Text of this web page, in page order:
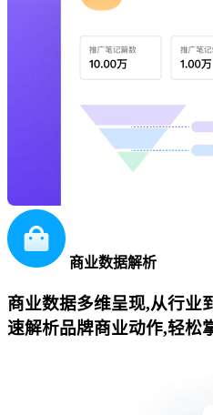
商业数据解析
商业数据多维呈现,从行业
速解析品牌商业动作,轻松